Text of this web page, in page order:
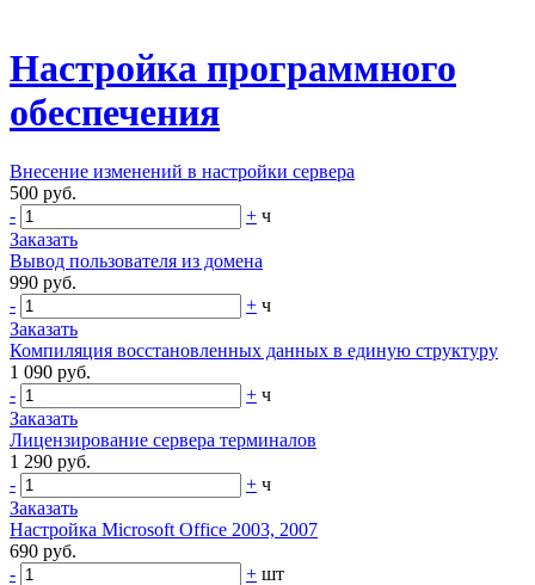
Настройка программного
обеспечения
Внесение изменений в настройки сервера
500 руб.
-
+ ч
Заказать
Вывод пользователя из домена
990 руб.
-
+ ч
Заказать
Компиляция восстановленных данных в единую структуру
1 090 руб.
-
+ ч
Заказать
Лицензирование сервера терминалов
1 290 руб.
-
+ ч
Заказать
Настройка Microsoft Office 2003, 2007
690 руб.
-
+ шт